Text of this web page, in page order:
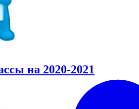
на 2020-2021